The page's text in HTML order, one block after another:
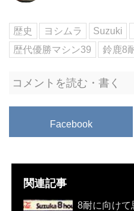
歴史 ヨシムラ Suzuki
歴代優勝マシン39
鈴鹿8
コメントを読む・書く
Facebook
関連記事
8耐に向けて